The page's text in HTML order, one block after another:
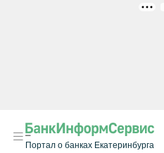
Портал о банках Екатеринбурга